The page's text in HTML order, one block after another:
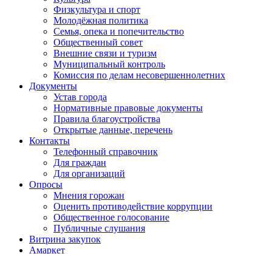
Физкультура и спорт
Молодёжная политика
Семья, опека и попечительство
Общественный совет
Внешние связи и туризм
Муниципальный контроль
Комиссия по делам несовершеннолетних
Документы
Устав города
Нормативные правовые документы
Правила благоустройства
Открытые данные, перечень
Контакты
Телефонный справочник
Для граждан
Для организаций
Опросы
Мнения горожан
Оценить противодействие коррупции
Общественное голосование
Публичные слушания
Витрина закупок
Амаркет